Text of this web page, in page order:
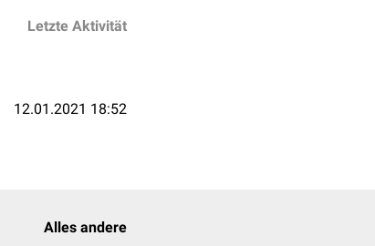
Letzte Aktivität
12.01.2021 18:52
Alles andere